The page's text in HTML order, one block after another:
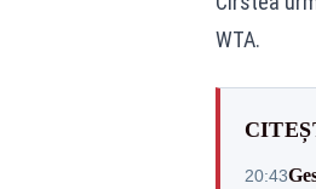
WTA.
20:43